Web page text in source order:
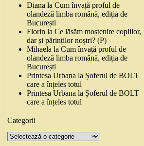
Diana laCum învață proful de
olandeză limba română, ediția de
București
Florin laCe lăsăm moștenire copiilor,
dar și părinților noștri? (P)
Mihaela laCum învață proful de
olandeză limba română, ediția de
București
Printesa Urbana la Șoferul de BOLT
care a înțeles totul
Printesa Urbana la Șoferul de BOLT
care a înțeles totul
Categorii
Categorii